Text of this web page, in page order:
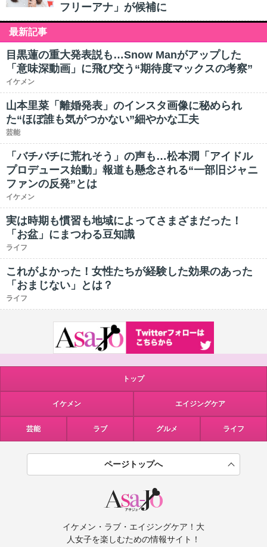
フリーアナ」が候補に
最新記事
目黒蓮の重大発表説も…Snow Manがアップした
「意味深動画」に飛び交う“期待度マックスの考察”
イケメン
山本里菜「離婚発表」のインスタ画像に秘められ
た“ほぼ誰も気がつかない”細やかな工夫
芸能
「バチバチに荒れそう」の声も…松本潤「アイドル
プロデュース始動」報道も懸念される“一部旧ジャニ
ファンの反発”とは
イケメン
実は時期も慣習も地域によってさまざまだった！
「お盆」にまつわる豆知識
ライフ
これがよかった！女性たちが経験した効果のあった
「おまじない」とは？
ライフ
トップ
イケメン エイジングケア
芸能 ラブ グルメ ライフ
ページトップへ
イケメン・ラブ・エイジングケア！大
人女子を楽しむための情報サイト！